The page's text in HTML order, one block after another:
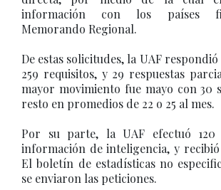
información con los países
Memorando Regional.
De estas solicitudes, la UAF
259 requisitos, y 29 respuestas
mayor movimiento fue mayo con 30
resto en promedios de 22 o 25 al mes.
Por su parte, la UAF efectuó 120
información de inteligencia, y recibió
El boletín de estadísticas no
se enviaron las peticiones.